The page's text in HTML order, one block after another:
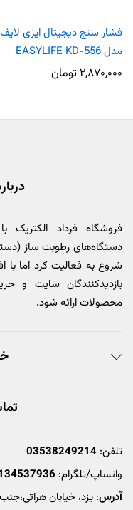
فشار سنج دیجیتال ایزی لایف
مدل EASYLIFE KD-556
۲,۸۷۰,۰۰۰ تومان
فروشگاه فرداد
دستگاه‌های رطوبت ساز
شروع به فعالیت کرد اما
بازدیدکنندگان سایت و
محصولات ارائه شود.
تلفن: 03538249214
واتساپ/تلگرام:
آدرس: یزد، خیابان